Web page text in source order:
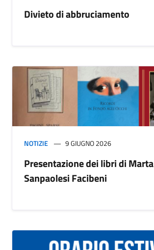
Divieto di abbruciamento
NOTIZIE 9 GIUGNO 2026
Presentazione dei libri di Marta
Sanpaolesi Facibeni